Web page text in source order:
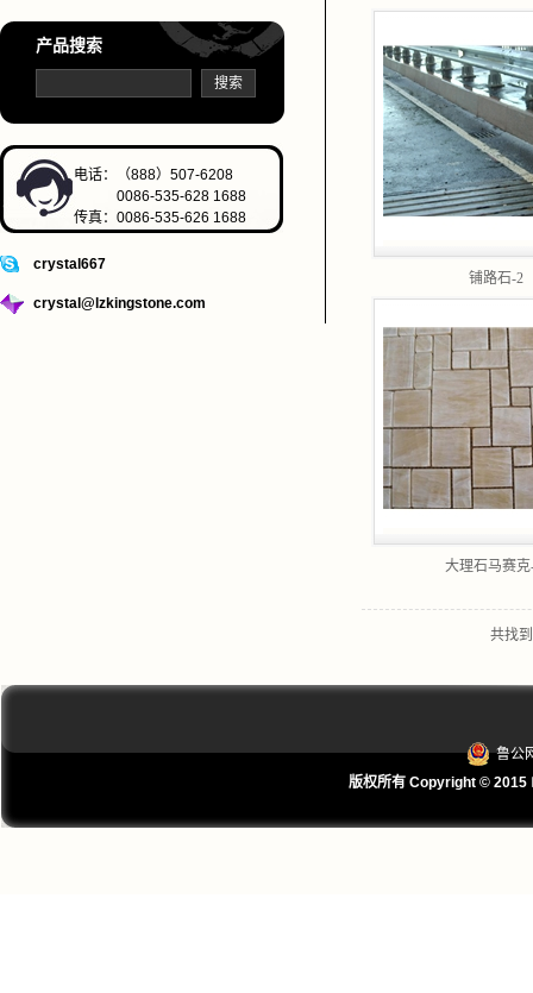
产品搜索
电话：（888）507-6208
0086-535-628 1688
传真：0086-535-626 1688
crystal667
crystal@lzkingstone.com
铺路石-2
大理石马赛克
共找到
鲁公
版权所有 Copyright © 2015